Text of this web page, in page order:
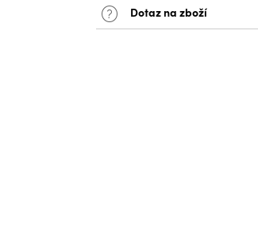
Dotaz na zboží